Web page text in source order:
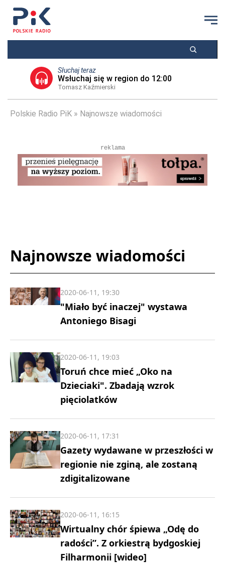
Słuchaj teraz
Wsłuchaj się w region do 12:00
Tomasz Kaźmierski
Polskie Radio PiK Najnowsze wiadomości
reklama
Najnowsze wiadomości
"Miało być inaczej" wystawa
Antoniego Bisagi
2020-06-11, 19:30
Toruń chce mieć „Oko na
Dzieciaki". Zbadają wzrok
pięciolatków
2020-06-11, 19:03
Gazety wydawane w przeszłości w
regionie nie zginą, ale zostaną
zdigitalizowane
2020-06-11, 17:31
Wirtualny chór śpiewa „Odę do
radości”. Z orkiestrą bydgoskiej
Filharmonii [wideo]
2020-06-11, 16:15